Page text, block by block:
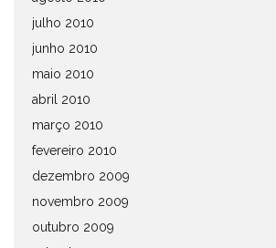
julho 2010
junho 2010
maio 2010
abril 2010
março 2010
fevereiro 2010
dezembro 2009
novembro 2009
outubro 2009